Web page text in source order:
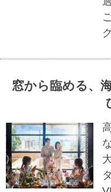
窓から臨める、